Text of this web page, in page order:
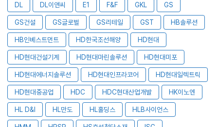
DL DL이앤씨 E1 F&F GKL GS
GS건설 GS글로벌 GS리테일 GST HB솔루션
HB인베스트먼트 HD한국조선해양 HD현대
HD현대건설기계 HD현대마린솔루션 HD현대미포
HD현대에너지솔루션 HD현대인프라코어 HD현대일렉트릭
HD현대중공업 HDC HDC현대산업개발 HK이노엔
HL D&I HL만도 HL홀딩스 HLB사이언스